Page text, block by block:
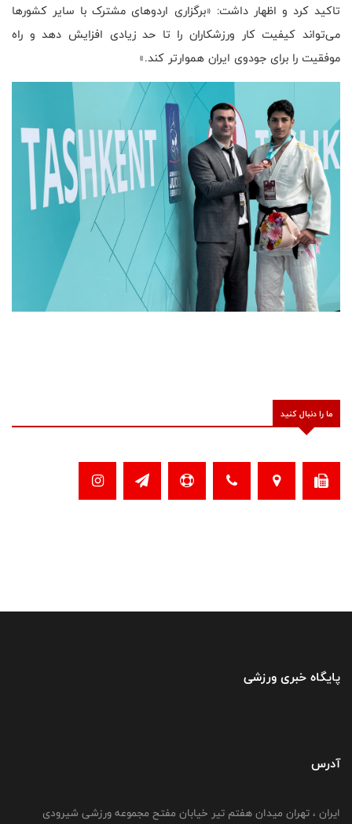
تاکید کرد و اظهار داشت: «برگزاری اردوهای مشترک با سایر کشورها
می‌تواند کیفیت کار ورزشکاران را تا حد زیادی افزایش دهد و راه
موفقیت را برای جودوی ایران هموارتر کند.»
ما را دنبال کنید
پایگاه خبری ورزشی
آدرس
ایران ، تهران میدان هفتم تیر خیابان مفتح مجموعه ورزشی شیرودی